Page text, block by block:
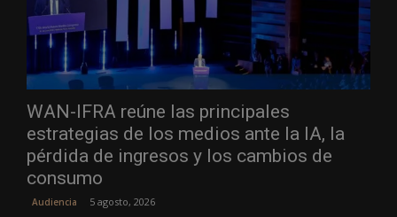
WAN-IFRA reúne las principales
estrategias de los medios ante la IA, la
pérdida de ingresos y los cambios de
consumo
Audiencia 5 agosto, 2026